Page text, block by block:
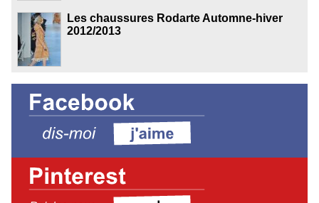
Les chaussures Rodarte Automne-hiver
2012/2013